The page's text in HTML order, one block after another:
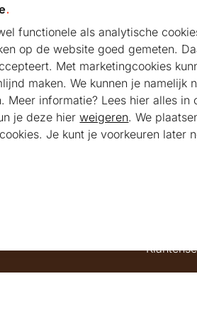
nieuws
.
functionele als analytische
op de website goed gemeten.
Met marketingcookies
maken. We kunnen je namelijk
Meer informatie? Lees hier alles in
je deze hierweigeren. We
Je kunt je voorkeuren later